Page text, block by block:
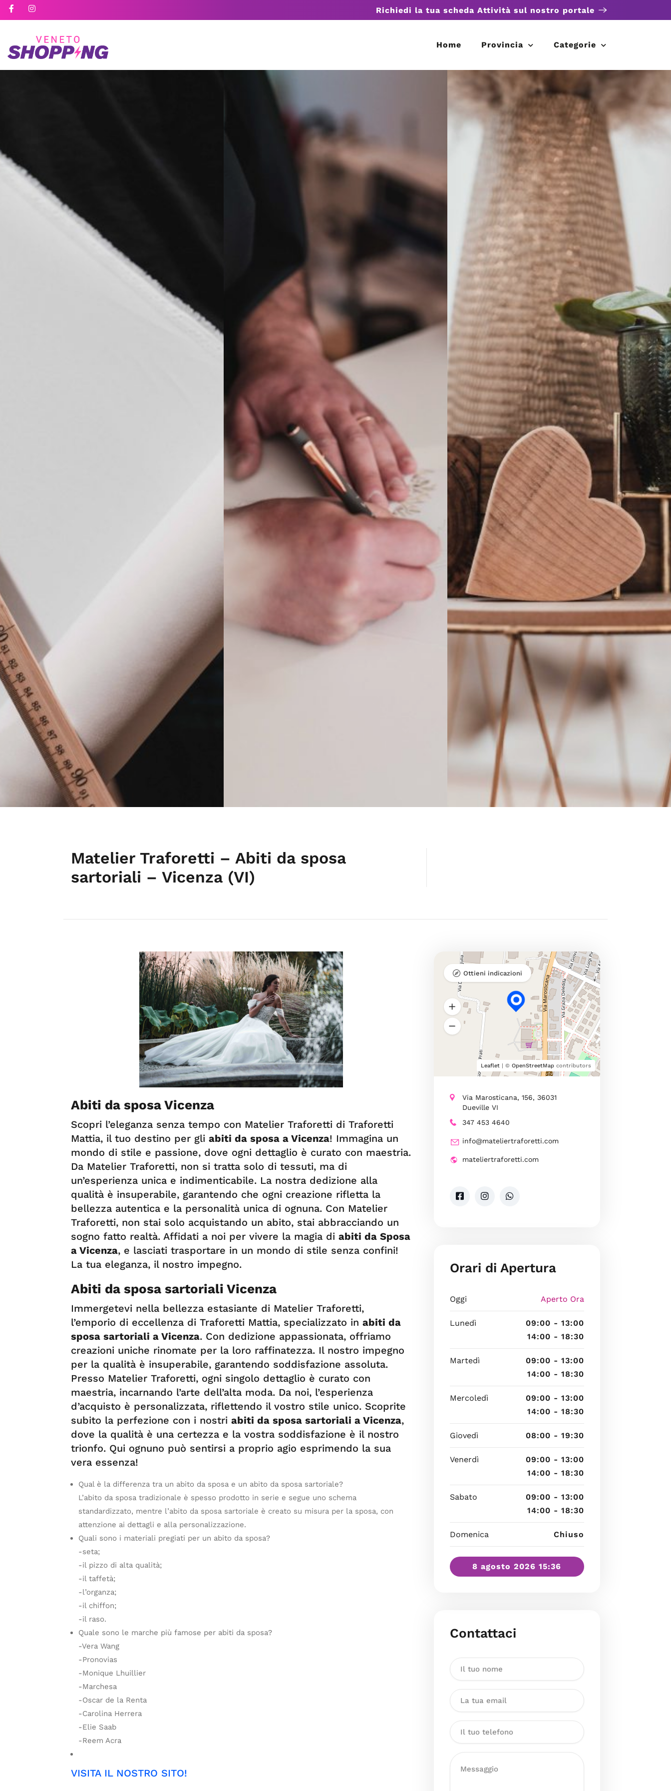
Richiedi la tua scheda Attività sul nostro portale
Home Provincia Categorie
Matelier Traforetti – Abiti da sposa
sartoriali – Vicenza (VI)
Abiti da sposa Vicenza
Scopri l’eleganza senza tempo con Matelier Traforetti di Traforetti
Mattia, il tuo destino per gli abiti da sposa a Vicenza! Immagina un
mondo di stile e passione, dove ogni dettaglio è curato con maestria.
Da Matelier Traforetti, non si tratta solo di tessuti, ma di
un’esperienza unica e indimenticabile. La nostra dedizione alla
qualità è insuperabile, garantendo che ogni creazione rifletta la
bellezza autentica e la personalità unica di ognuna. Con Matelier
Traforetti, non stai solo acquistando un abito, stai abbracciando un
sogno fatto realtà. Affidati a noi per vivere la magia di abiti da Sposa
a Vicenza, e lasciati trasportare in un mondo di stile senza confini!
La tua eleganza, il nostro impegno.
Abiti da sposa sartoriali Vicenza
Immergetevi nella bellezza estasiante di Matelier Traforetti,
l’emporio di eccellenza di Traforetti Mattia, specializzato in abiti da
sposa sartoriali a Vicenza. Con dedizione appassionata, offriamo
creazioni uniche rinomate per la loro raffinatezza. Il nostro impegno
per la qualità è insuperabile, garantendo soddisfazione assoluta.
Presso Matelier Traforetti, ogni singolo dettaglio è curato con
maestria, incarnando l’arte dell’alta moda. Da noi, l’esperienza
d’acquisto è personalizzata, riflettendo il vostro stile unico. Scoprite
subito la perfezione con i nostri abiti da sposa sartoriali a Vicenza,
dove la qualità è una certezza e la vostra soddisfazione è il nostro
trionfo. Qui ognuno può sentirsi a proprio agio esprimendo la sua
vera essenza!
Qual è la differenza tra un abito da sposa e un abito da sposa sartoriale?
L’abito da sposa tradizionale è spesso prodotto in serie e segue uno schema
standardizzato, mentre l’abito da sposa sartoriale è creato su misura per la sposa, con
attenzione ai dettagli e alla personalizzazione.
Quali sono i materiali pregiati per un abito da sposa?
-seta;
-il pizzo di alta qualità;
-il taffetà;
-l’organza;
-il chiffon;
-il raso.
Quale sono le marche più famose per abiti da sposa?
-Vera Wang
-Pronovias
-Monique Lhuillier
-Marchesa
-Oscar de la Renta
-Carolina Herrera
-Elie Saab
-Reem Acra
VISITA IL NOSTRO SITO!
Leaflet| © OpenStreetMapcontributors
Ottieni indicazioni
Via Marosticana, 156, 36031
Dueville VI
347 453 4640
info@mateliertraforetti.com
mateliertraforetti.com
Orari di Apertura
Oggi Aperto Ora
Lunedì
09:00 - 13:00
14:00 - 18:30
Martedì
09:00 - 13:00
14:00 - 18:30
Mercoledì
09:00 - 13:00
14:00 - 18:30
Giovedì 08:00 - 19:30
Venerdì
09:00 - 13:00
14:00 - 18:30
Sabato
09:00 - 13:00
14:00 - 18:30
Domenica Chiuso
8 agosto 2026 15:36
Contattaci